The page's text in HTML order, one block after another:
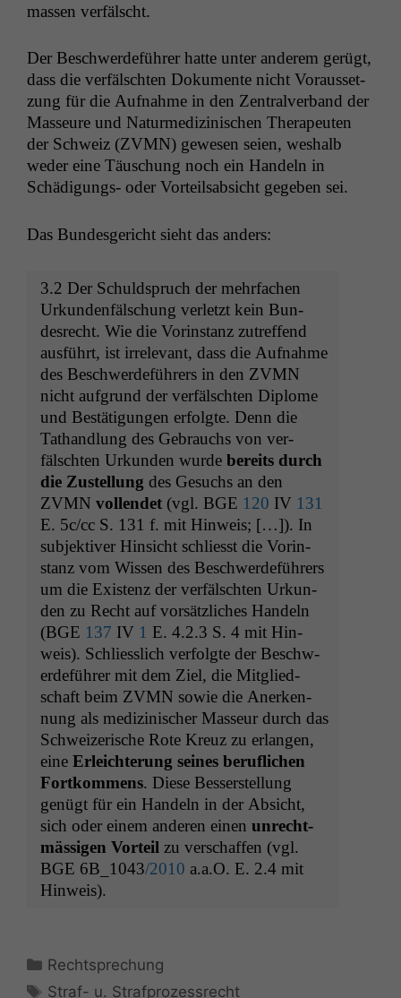
massen verfälscht.
Der Beschw­erde­führer hat­te unter anderem gerügt,
dass die ver­fälscht­en Doku­mente nicht Voraus­set­
zung für die Auf­nahme in den Zen­tralver­band der
Masseure und Naturmedi­zinis­chen Ther­a­peuten
der Schweiz (ZVMN) gewe­sen seien, weshalb
wed­er eine Täuschung noch ein Han­deln in
Schädi­gungs- oder Vorteilsab­sicht gegeben sei.
Das Bun­des­gericht sieht das anders:
3.2 Der Schuld­spruch der mehrfachen
Urkun­den­fälschung ver­let­zt kein Bun­
desrecht. Wie die Vorin­stanz zutr­e­f­fend
aus­führt, ist irrel­e­vant, dass die Auf­nahme
des Beschw­erde­führers in den ZVMN
nicht auf­grund der ver­fälscht­en Diplome
und Bestä­ti­gun­gen erfol­gte. Denn die
Tathand­lung des Gebrauchs von ver­
fälscht­en Urkun­den wurde bere­its durch
die Zustel­lung des Gesuchs an den
ZVMN vol­len­det (vgl. BGE 120 IV 131
E. 5c/cc S. 131 f. mit Hin­weis; […]). In
sub­jek­tiv­er Hin­sicht schliesst die Vorin­
stanz vom Wis­sen des Beschw­erde­führers
um die Exis­tenz der ver­fälscht­en Urkun­
den zu Recht auf vorsät­zlich­es Han­deln
(BGE 137 IV 1 E. 4.2.3 S. 4 mit Hin­
weis). Schliesslich ver­fol­gte der Beschw­
erde­führer mit dem Ziel, die Mit­glied­
schaft beim ZVMN sowie die Anerken­
nung als medi­zinis­ch­er Masseur durch das
Schweiz­erische Rote Kreuz zu erlan­gen,
eine Erle­ichterung seines beru­flichen
Fortkom­mens. Diese Besser­stel­lung
genügt für ein Han­deln in der Absicht,
sich oder einem anderen einen unrecht­
mäs­si­gen Vorteil zu ver­schaf­fen (vgl.
BGE 6B_1043/2010 a.a.O. E. 2.4 mit
Hinweis).
Kategorien
Rechtsprechung
Schlagwörter
Straf- u. Strafprozessrecht